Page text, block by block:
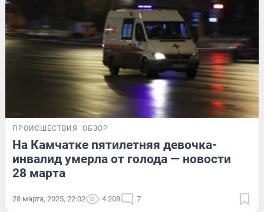
ПРОИСШЕСТВИЯ ОБЗОР
На Камчатке пятилетняя девочка-
инвалид умерла от голода — новости
28 марта
28 марта, 2025, 22:02 4 208 7